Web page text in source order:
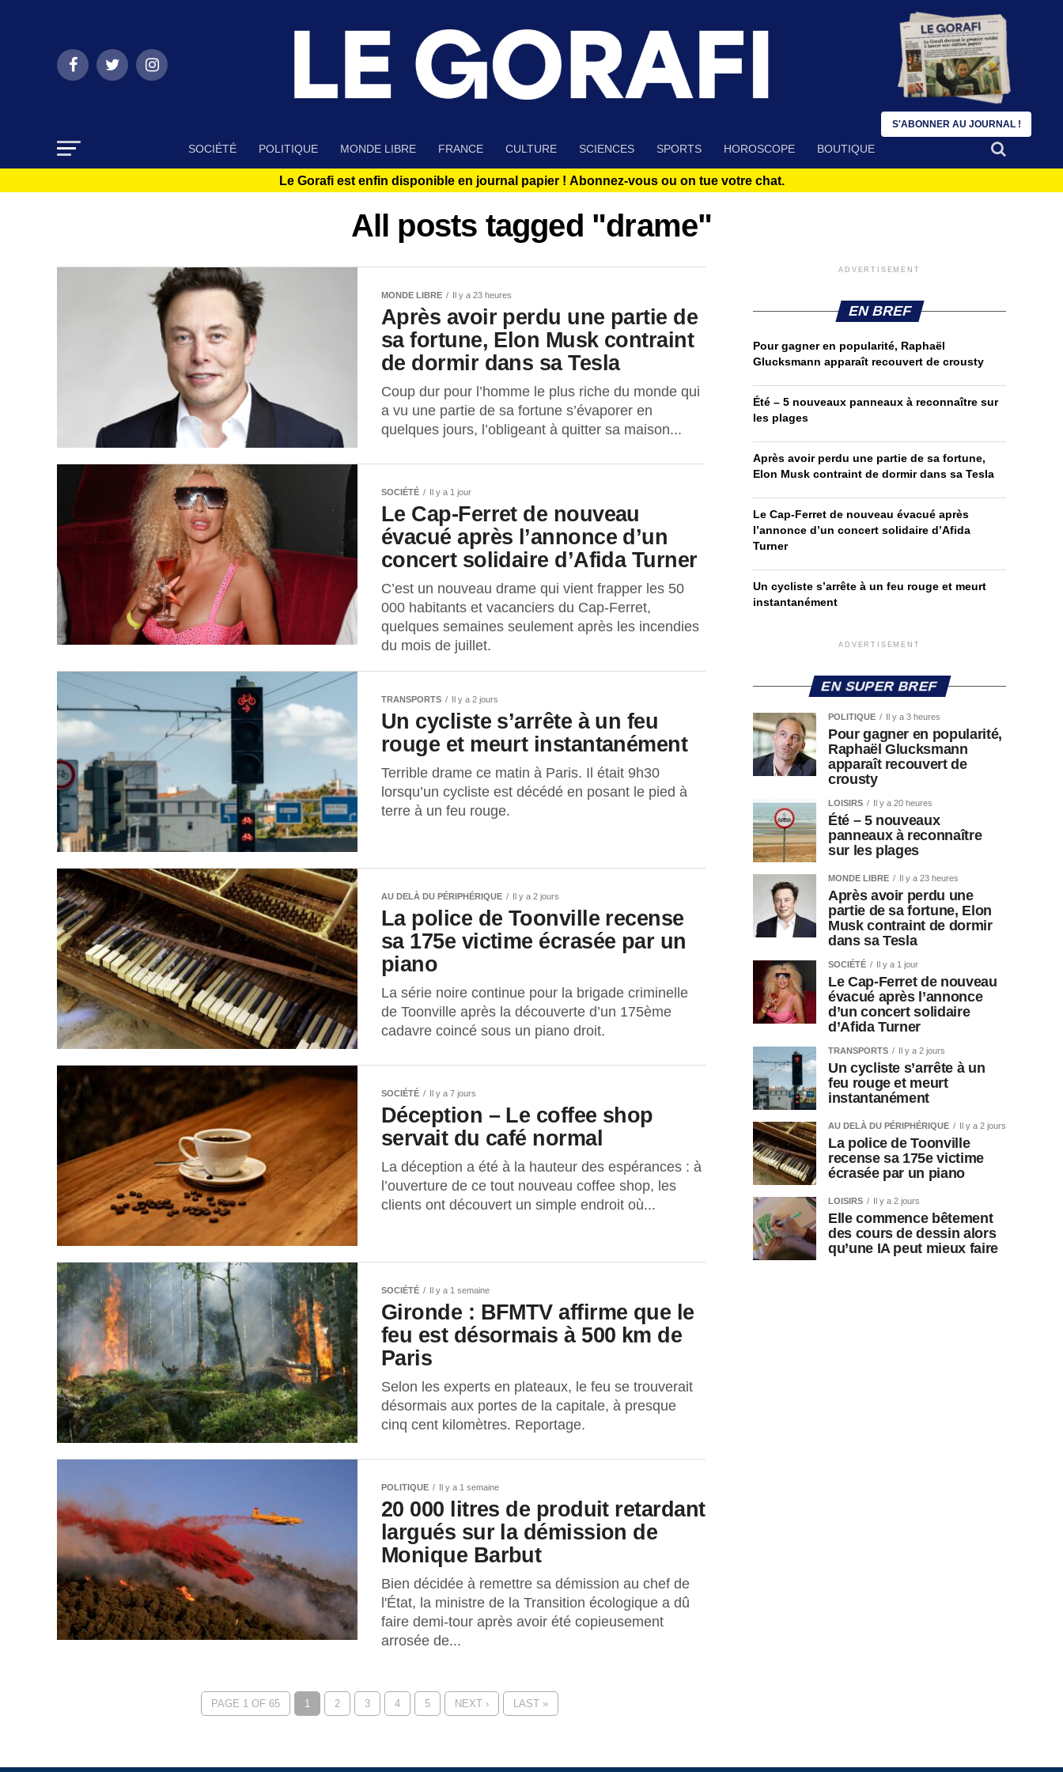
SOCIÉTÉ POLITIQUE MONDE LIBRE FRANCE CULTURE SCIENCES SPORTS HOROSCOPE BOUTIQUE
Le Gorafi est enfin disponible en journal papier ! Abonnez-vous ou on tue votre chat.
All posts tagged "drame"
MONDE LIBRE Il y a 23 heures
Après avoir perdu une partie de
sa fortune, Elon Musk contraint
de dormir dans sa Tesla
Coup dur pour l’homme le plus riche du monde qui
a vu une partie de sa fortune s’évaporer en
quelques jours, l’obligeant à quitter sa maison...
SOCIÉTÉ Il y a 1 jour
Le Cap-Ferret de nouveau
évacué après l’annonce d’un
concert solidaire d’Afida Turner
C’est un nouveau drame qui vient frapper les 50
000 habitants et vacanciers du Cap-Ferret,
quelques semaines seulement après les incendies
du mois de juillet.
TRANSPORTS Il y a 2 jours
Un cycliste s’arrête à un feu
rouge et meurt instantanément
Terrible drame ce matin à Paris. Il était 9h30
lorsqu’un cycliste est décédé en posant le pied à
terre à un feu rouge.
AU DELÀ DU PÉRIPHÉRIQUE Il y a 2 jours
La police de Toonville recense
sa 175e victime écrasée par un
piano
La série noire continue pour la brigade criminelle
de Toonville après la découverte d’un 175ème
cadavre coincé sous un piano droit.
SOCIÉTÉ Il y a 7 jours
Déception – Le coffee shop
servait du café normal
La déception a été à la hauteur des espérances : à
l’ouverture de ce tout nouveau coffee shop, les
clients ont découvert un simple endroit où...
SOCIÉTÉ Il y a 1 semaine
Gironde : BFMTV affirme que le
feu est désormais à 500 km de
Paris
Selon les experts en plateaux, le feu se trouverait
désormais aux portes de la capitale, à presque
cinq cent kilomètres. Reportage.
POLITIQUE Il y a 1 semaine
20 000 litres de produit retardant
largués sur la démission de
Monique Barbut
Bien décidée à remettre sa démission au chef de
l'État, la ministre de la Transition écologique a dû
faire demi-tour après avoir été copieusement
arrosée de...
PAGE 1 OF 65 1 2 3 4 5 NEXT › LAST »
ADVERTISEMENT
EN BREF
Pour gagner en popularité, Raphaël
Glucksmann apparaît recouvert de crousty
Été – 5 nouveaux panneaux à reconnaître sur
les plages
Après avoir perdu une partie de sa fortune,
Elon Musk contraint de dormir dans sa Tesla
Le Cap-Ferret de nouveau évacué après
l’annonce d’un concert solidaire d’Afida
Turner
Un cycliste s’arrête à un feu rouge et meurt
instantanément
ADVERTISEMENT
EN SUPER BREF
POLITIQUE Il y a 3 heures
Pour gagner en popularité,
Raphaël Glucksmann
apparaît recouvert de
crousty
LOISIRS Il y a 20 heures
Été – 5 nouveaux
panneaux à reconnaître
sur les plages
MONDE LIBRE Il y a 23 heures
Après avoir perdu une
partie de sa fortune, Elon
Musk contraint de dormir
dans sa Tesla
SOCIÉTÉ Il y a 1 jour
Le Cap-Ferret de nouveau
évacué après l’annonce
d’un concert solidaire
d’Afida Turner
TRANSPORTS Il y a 2 jours
Un cycliste s’arrête à un
feu rouge et meurt
instantanément
AU DELÀ DU PÉRIPHÉRIQUE Il y a 2 jours
La police de Toonville
recense sa 175e victime
écrasée par un piano
LOISIRS Il y a 2 jours
Elle commence bêtement
des cours de dessin alors
qu’une IA peut mieux faire
S'ABONNER AU JOURNAL !